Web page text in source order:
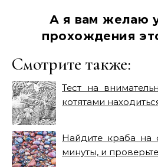
А я вам желаю
прохождения
Смотрите также:
Тест на
котятами
Найдите краба на
минуты, и